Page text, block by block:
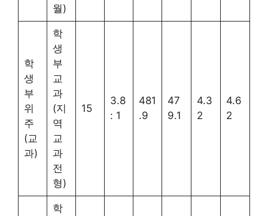
월)
학
생
부
위
주
(교
과)
학
생
부
교
과
(지
역
교
과
전
형)
15
3.8
: 1
481
.9
47
9.1
4.3
2
4.6
2
학